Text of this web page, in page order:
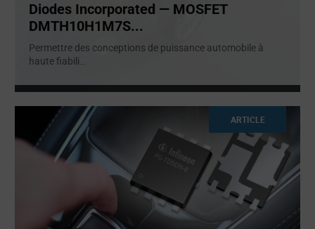
Diodes Incorporated — MOSFET
DMTH10H1M7S...
Permettre des conceptions de puissance automobile à
haute fiabili...
ARTICLE